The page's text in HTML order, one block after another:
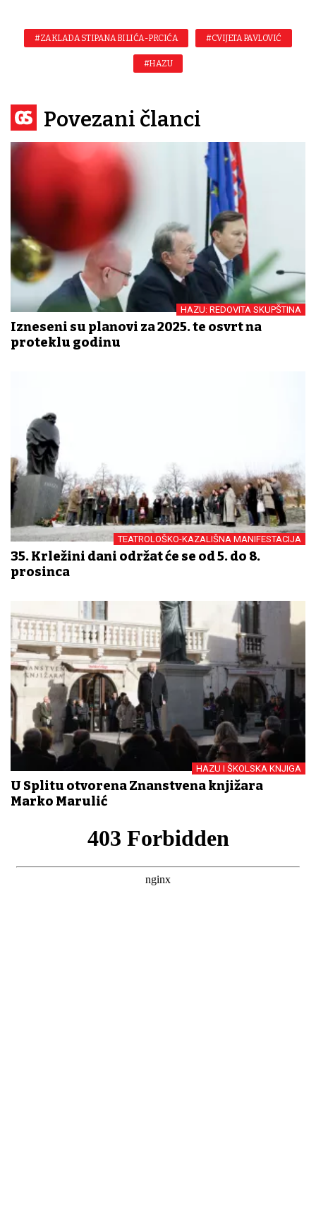
#ZAKLADA STIPANA BILIĆA-PRCIĆA #CVIJETA PAVLOVIĆ
#HAZU
Povezani članci
HAZU: REDOVITA SKUPŠTINA
Izneseni su planovi za 2025. te osvrt na
proteklu godinu
TEATROLOŠKO-KAZALIŠNA MANIFESTACIJA
35. Krležini dani održat će se od 5. do 8.
prosinca
HAZU I ŠKOLSKA KNJIGA
U Splitu otvorena Znanstvena knjižara
Marko Marulić